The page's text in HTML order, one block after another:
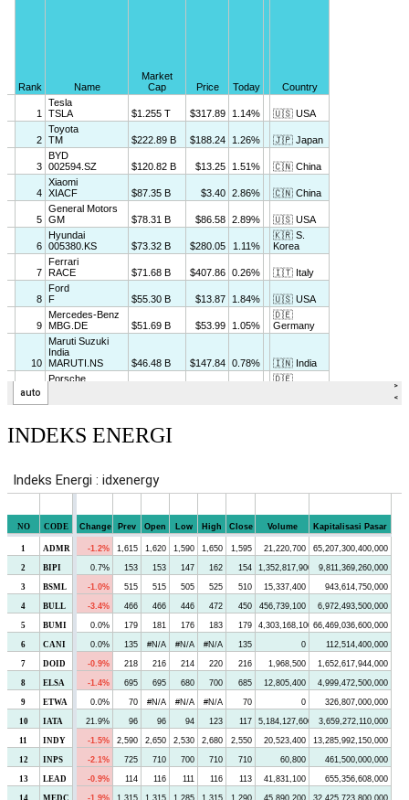
INDEKS ENERGI